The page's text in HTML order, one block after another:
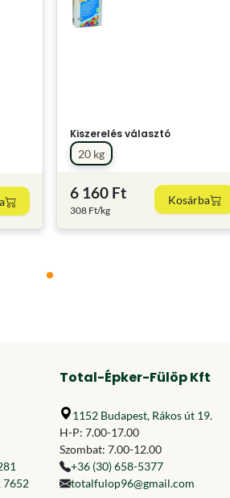
Kiszerelés választó
20 kg
6 160 Ft
308 Ft/kg
Kosárba
7652
Total-Épker-Fülöp Kft
1152 Budapest, Rákos út 19.
H-P: 7.00-17.00
Szombat: 7.00-12.00
+36 (30) 658-5377
totalfulop96@gmail.com